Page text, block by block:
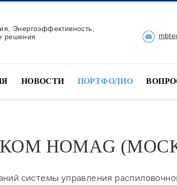
Энергоэффективность,
решения
НОВОСТИ ПОРТФОЛИО
HOMAG
системы управления